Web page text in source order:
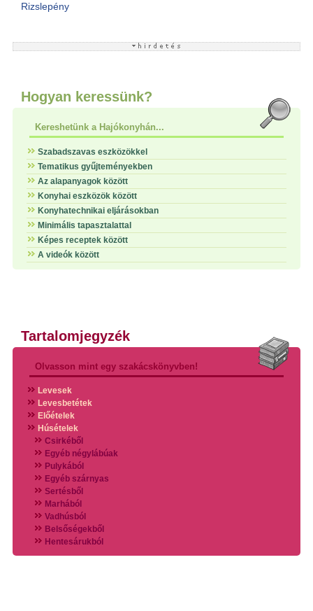
Rizslepény
Hogyan keressünk?
Kereshetünk a Hajókonyhán...
Szabadszavas eszközökkel
Tematikus gyűjteményekben
Az alapanyagok között
Konyhai eszközök között
Konyhatechnikai eljárásokban
Minimális tapasztalattal
Képes receptek között
A videók között
Tartalomjegyzék
Olvasson mint egy szakácskönyvben!
Levesek
Levesbetétek
Előételek
Húsételek
Csirkéből
Egyéb négylábúak
Pulykából
Egyéb szárnyas
Sertésből
Marhából
Vadhúsból
Belsőségekből
Hentesárukból
Vadszárnyasokból